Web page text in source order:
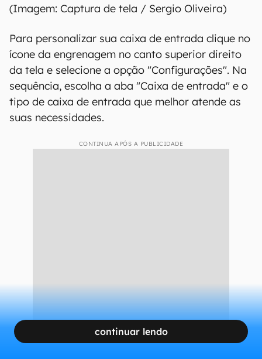
(Imagem: Captura de tela / Sergio Oliveira)
Para personalizar sua caixa de entrada clique no
ícone da engrenagem no canto superior direito
da tela e selecione a opção "Configurações". Na
sequência, escolha a aba "Caixa de entrada" e o
tipo de caixa de entrada que melhor atende as
suas necessidades.
CONTINUA APÓS A PUBLICIDADE
continuar lendo